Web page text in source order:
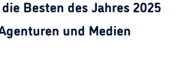
Besten des Jahres 2025
und Medien